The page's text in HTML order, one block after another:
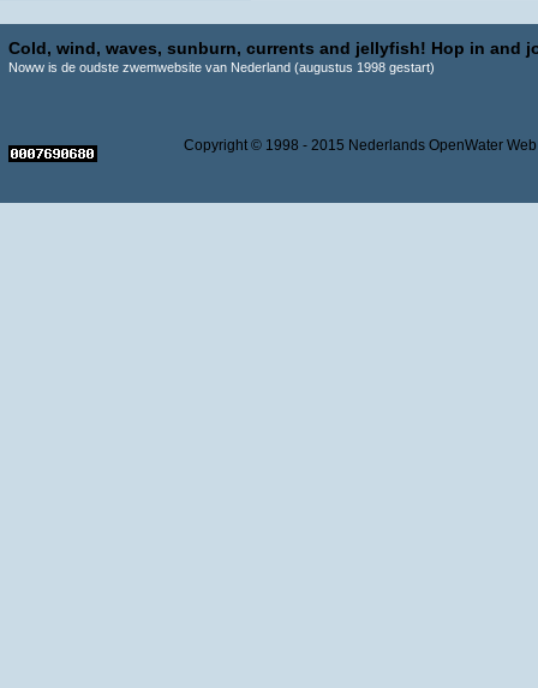
Cold, wind, waves, sunburn, currents and jellyfish! Hop in and
Noww is de oudste zwemwebsite van Nederland (augustus 1998 gestart)
Copyright © 1998 - 2015 Nederlands OpenWater